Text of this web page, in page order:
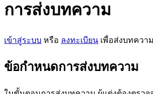
การส่งบทความ
เข้าสู่ระบบ หรือ ลงทะเบียน เพื่อส่งบทความ
ข้อกำหนดการส่งบทความ